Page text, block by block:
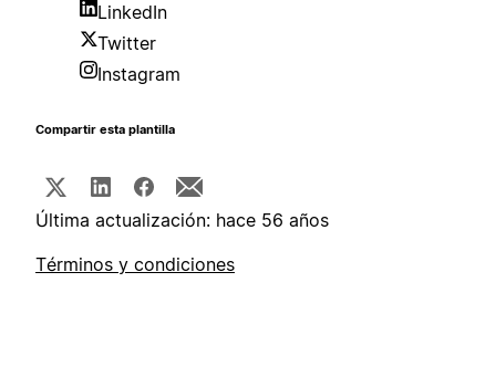
LinkedIn
Twitter
Instagram
Compartir esta plantilla
Última actualización: hace 56 años
Términos y condiciones